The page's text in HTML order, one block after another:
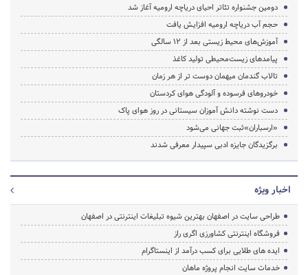
دومین جشنواره تئاتر احیای دریاچه ارومیه آغاز شد
حجم آب دریاچه ارومیه افزایش یافت
آموزش‌های محیط‌ زیستی بعد از ۱۲ سالگی
پیامدهای زیست‌محیطی تولید کاغذ
تالاب گندمان میهمان‌ دوست تر از هر زمان
خودروهای فرسوده و آلودگی هوای کردستان
دست نوشته دانش آموزان سیستانی در روز هوای پاک
«ارسباران»ثبت جهانی می‌شود
برگزیدگان جایزه ادبی سپیدار معرفی شدند
اخبار ویژه
طراحی سایت در اصفهان بهترین شیوه تبلیغات اینترنتی در اصفهان
فروشگاه اینترنتی کشاورزی اگری راز
ایده های طلایی برای کسب درآمد از اینستاگرام
خدمات سایت انجام پروژه ماهان